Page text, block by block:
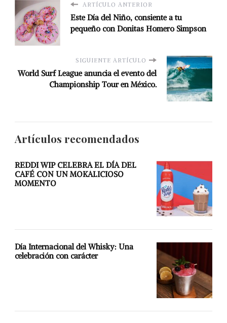
ARTÍCULO ANTERIOR
Este Día del Niño, consiente a tu
pequeño con Donitas Homero Simpson
SIGUIENTE ARTÍCULO
World Surf League anuncia el evento del
Championship Tour en México.
Artículos recomendados
REDDI WIP CELEBRA EL DÍA DEL
CAFÉ CON UN MOKALICIOSO
MOMENTO
Día Internacional del Whisky: Una
celebración con carácter